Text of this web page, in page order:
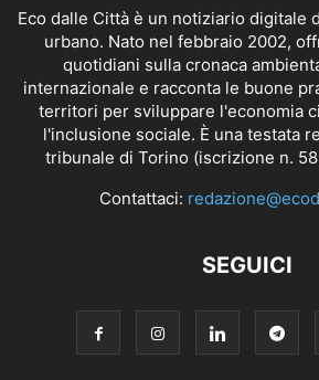
Eco dalle Città è un notiziario digitale
urbano. Nato nel febbraio 2002,
quotidiani sulla cronaca
internazionale e racconta le buone
territori per sviluppare l'economia
l'inclusione sociale. È una testata
tribunale di Torino (iscrizione n.
Contattaci:
SEGUICI